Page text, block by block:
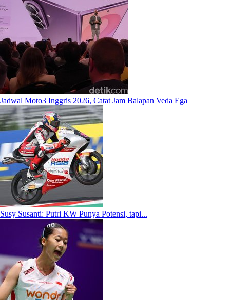
Jadwal Moto3 Inggris 2026, Catat Jam Balapan Veda Ega
Susy Susanti: Putri KW Punya Potensi, tapi...